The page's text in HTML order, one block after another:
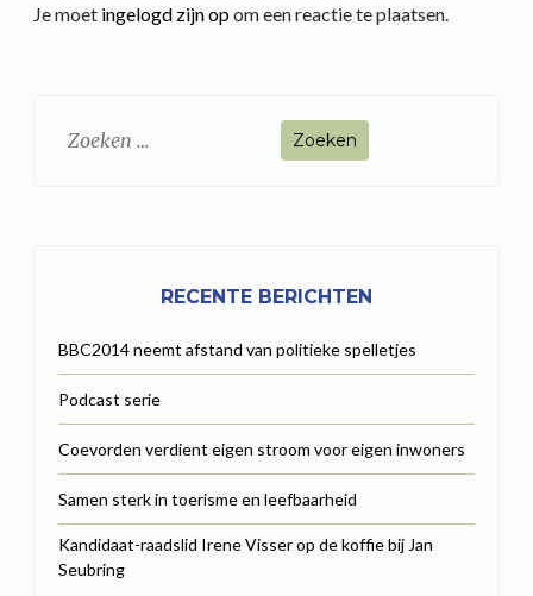
Je moet ingelogd zijn opom een reactie te plaatsen.
Zoeken
RECENTE BERICHTEN
BBC2014 neemt afstand van politieke spelletjes
Podcast serie
Coevorden verdient eigen stroom voor eigen inwoners
Samen sterk in toerisme en leefbaarheid
Kandidaat-raadslid Irene Visser op de koffie bij Jan
Seubring